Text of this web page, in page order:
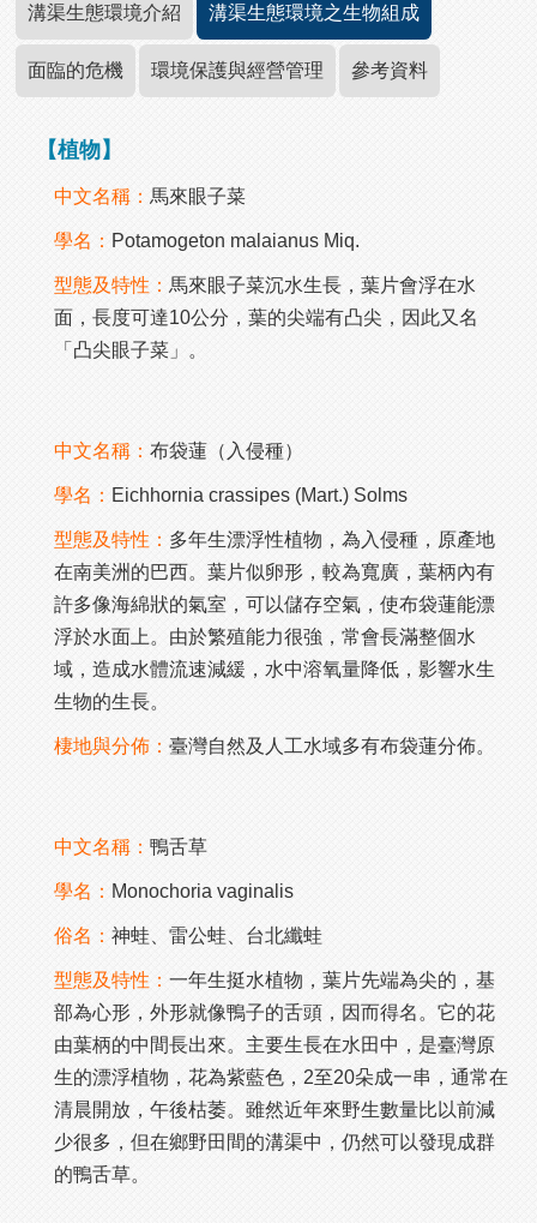
溝渠生態環境介紹 溝渠生態環境之生物組成
面臨的危機 環境保護與經營管理 參考資料
【植物】
中文名稱： 馬來眼子菜
學名： Potamogeton malaianus Miq.
型態及特性： 馬來眼子菜沉水生長，葉片會浮在水
面，長度可達10公分，葉的尖端有凸尖，因此又名
「凸尖眼子菜」。
中文名稱： 布袋蓮（入侵種）
學名： Eichhornia crassipes (Mart.) Solms
型態及特性： 多年生漂浮性植物，為入侵種，原產地
在南美洲的巴西。葉片似卵形，較為寬廣，葉柄內有
許多像海綿狀的氣室，可以儲存空氣，使布袋蓮能漂
浮於水面上。由於繁殖能力很強，常會長滿整個水
域，造成水體流速減緩，水中溶氧量降低，影響水生
生物的生長。
棲地與分佈： 臺灣自然及人工水域多有布袋蓮分佈。
中文名稱： 鴨舌草
學名： Monochoria vaginalis
俗名： 神蛙、雷公蛙、台北纖蛙
型態及特性： 一年生挺水植物，葉片先端為尖的，基
部為心形，外形就像鴨子的舌頭，因而得名。它的花
由葉柄的中間長出來。主要生長在水田中，是臺灣原
生的漂浮植物，花為紫藍色，2至20朵成一串，通常在
清晨開放，午後枯萎。雖然近年來野生數量比以前減
少很多，但在鄉野田間的溝渠中，仍然可以發現成群
的鴨舌草。